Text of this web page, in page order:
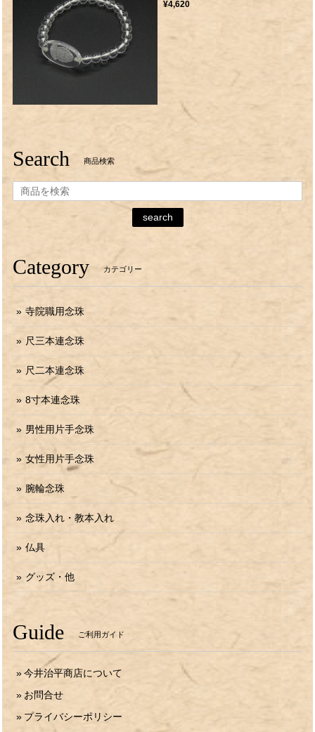
¥4,620
Search 商品検索
search
Category カテゴリー
寺院職用念珠
尺三本連念珠
尺二本連念珠
8寸本連念珠
男性用片手念珠
女性用片手念珠
腕輪念珠
念珠入れ・教本入れ
仏具
グッズ・他
Guide ご利用ガイド
今井治平商店について
お問合せ
プライバシーポリシー